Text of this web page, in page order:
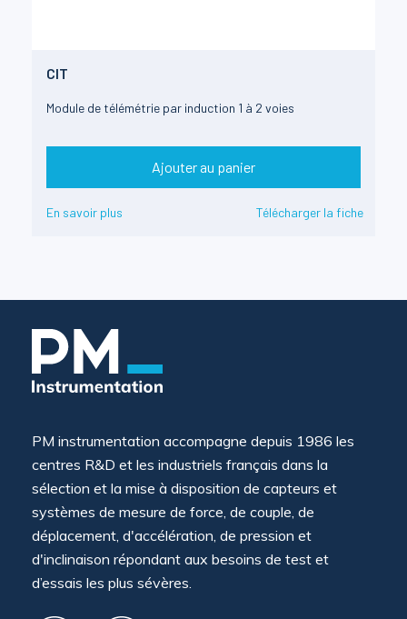
CIT
Module de télémétrie par induction 1 à 2 voies
Ajouter au panier
En savoir plus Télécharger la fiche
PM instrumentation accompagne depuis 1986 les
centres R&D et les industriels français dans la
sélection et la mise à disposition de capteurs et
systèmes de mesure de force, de couple, de
déplacement, d'accélération, de pression et
d'inclinaison répondant aux besoins de test et
d’essais les plus sévères.